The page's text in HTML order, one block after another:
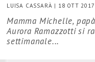
LUISA CASSARÀ | 18 OTT 2017
Mamma Michelle,
Aurora Ramazzotti si
settimanale...